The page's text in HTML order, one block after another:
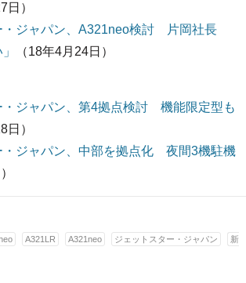
日）
・ジャパン、A321neo検討 片岡社長
（18年4月24日）
・ジャパン、第4拠点検討 機能限定型も
日）
・ジャパン、中部を拠点化 夜間3機駐機
A321LR A321neo ジェットスター・ジャパン 新